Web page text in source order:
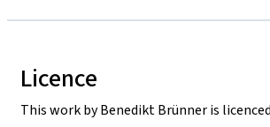
Licence
This work by Benedikt Brünner is